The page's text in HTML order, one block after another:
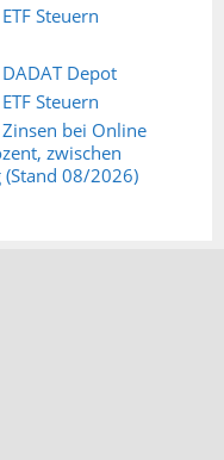
ETF Steuern
DADAT Depot
ETF Steuern
Zinsen bei Online
zwischen
08/2026)